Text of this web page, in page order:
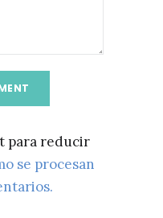
para reducir
se procesan